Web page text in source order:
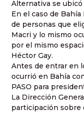
Alternativa se
En el caso de
de personas que
Macri y lo mismo
por el mismo
Héctor Gay.
Antes de entrar en
ocurrió en Bahía
PASO para
La Dirección
participación sobre